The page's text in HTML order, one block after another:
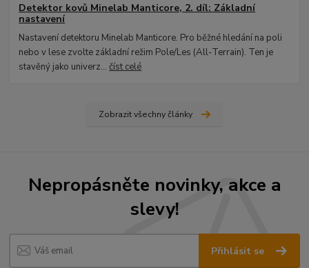
Detektor kovů Minelab Manticore, 2. díl: Základní
nastavení
Nastavení detektoru Minelab Manticore. Pro běžné hledání na poli
nebo v lese zvolte základní režim Pole/Les (All-Terrain). Ten je
stavěný jako univerz...číst celé
Zobrazit všechny články
Nepropásněte novinky, akce a
slevy!
Přihlásit se